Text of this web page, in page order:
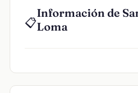
📋
Información de
Loma